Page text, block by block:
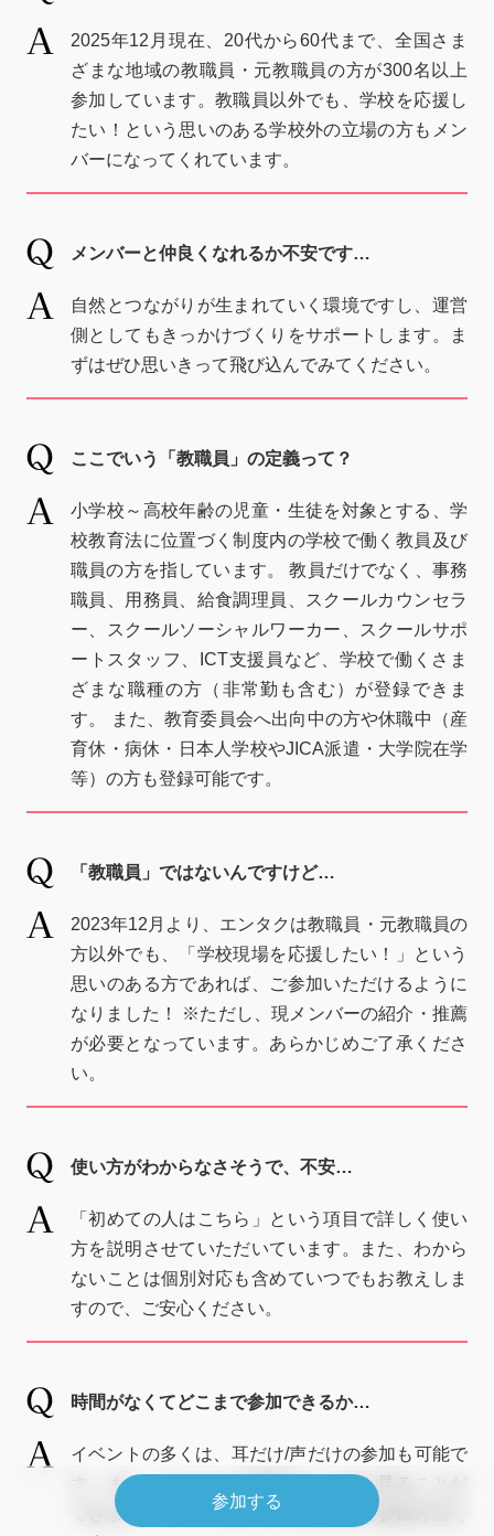
2025年12月現在、20代から60代まで、全国さま
ざまな地域の教職員・元教職員の方が300名以上
参加しています。教職員以外でも、学校を応援し
たい！という思いのある学校外の立場の方もメン
バーになってくれています。
メンバーと仲良くなれるか不安です…
自然とつながりが生まれていく環境ですし、運営
側としてもきっかけづくりをサポートします。ま
ずはぜひ思いきって飛び込んでみてください。
ここでいう「教職員」の定義って？
小学校～高校年齢の児童・生徒を対象とする、学
校教育法に位置づく制度内の学校で働く教員及び
職員の方を指しています。 教員だけでなく、事務
職員、用務員、給食調理員、スクールカウンセラ
ー、スクールソーシャルワーカー、スクールサポ
ートスタッフ、ICT支援員など、学校で働くさま
ざまな職種の方（非常勤も含む）が登録できま
す。 また、教育委員会へ出向中の方や休職中（産
育休・病休・日本人学校やJICA派遣・大学院在学
等）の方も登録可能です。
「教職員」ではないんですけど…
2023年12月より、エンタクは教職員・元教職員の
方以外でも、「学校現場を応援したい！」という
思いのある方であれば、ご参加いただけるように
なりました！ ※ただし、現メンバーの紹介・推薦
が必要となっています。あらかじめご了承くださ
い。
使い方がわからなさそうで、不安…
「初めての人はこちら」という項目で詳しく使い
方を説明させていただいています。また、わから
ないことは個別対応も含めていつでもお教えしま
すので、ご安心ください。
時間がなくてどこまで参加できるか…
イベントの多くは、耳だけ/声だけの参加も可能で
す。また、アーカイブ動画はいつでも見ることが
できます。ライフスタイルに合わせた参加方法で
参加する